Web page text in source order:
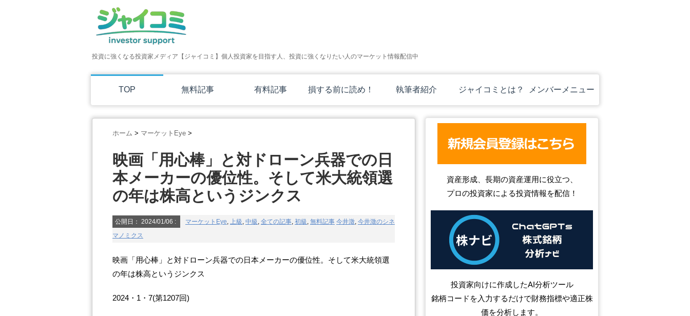
投資に強くなる投資家メディア【ジャイコミ】個人投資家を目指す人、投資に強くなりたい人のマーケット情報配信中
TOP 無料記事 有料記事 損する前に読め！ 執筆者紹介 ジャイコミとは？ メンバーメニュー
ホーム > マーケットEye >
映画「用心棒」と対ドローン兵器での日
本メーカーの優位性。そして米大統領選
の年は株高というジンクス
公開日： 2024/01/06 : マーケットEye, 上級 , 中級 , 全ての記事, 初級 , 無料記事 今井澂, 今井澂のシネ
マノミクス
映画「用心棒」と対ドローン兵器での日本メーカーの優位性。そして米大統領選
の年は株高というジンクス
2024・1・7(第1207回)
資産形成、長期の資産運用に役立つ、
プロの投資家による投資情報を配信！
投資家向けに作成したAI分析ツール
銘柄コードを入力するだけで財務指標や適正株
価を分析します。